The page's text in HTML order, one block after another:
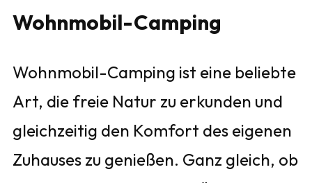
Wohnmobil-Camping
Wohnmobil-Camping ist eine beliebte
Art, die freie Natur zu erkunden und
gleichzeitig den Komfort des eigenen
Zuhauses zu genießen. Ganz gleich, ob